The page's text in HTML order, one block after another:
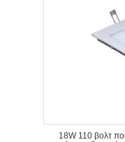
18W 110 βολτ